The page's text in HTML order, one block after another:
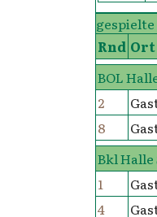
Rnd Ort
BOL
2
8
Bkl Halle
1
4